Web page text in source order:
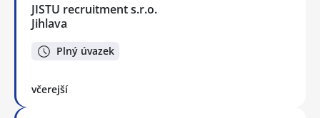
JISTU recruitment s.r.o.
Jihlava
Plný úvazek
včerejší